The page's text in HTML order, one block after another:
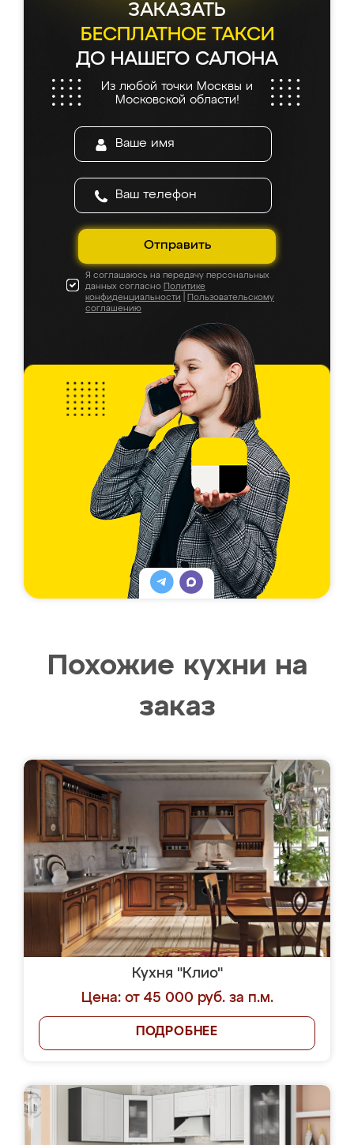
ЗАКАЗАТЬ
БЕСПЛАТНОЕ ТАКСИ
ДО НАШЕГО САЛОНА
Из любой точки Москвы и
Московской области!
Отправить
Я соглашаюсь на передачу персональных
данных согласно Политике
конфиденциальности
Пользовательскому
соглашению
Похожие кухни на
заказ
Кухня "Клио"
Цена: от 45 000 руб. за п.м.
ПОДРОБНЕЕ